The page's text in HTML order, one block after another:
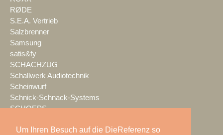
Um Ihren Besuch auf die DieReferenz so
RØDE
S.E.A. Vertrieb
Salzbrenner
Samsung
satis&fy
SCHACHZUG
Schallwerk Audiotechnik
Scheinwurf
Schnick-Schnack-Systems
SCHOEPS
ScreenBeam